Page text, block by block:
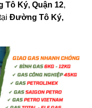
Tô Ký, Quận 12,
Đường Tô Ký,